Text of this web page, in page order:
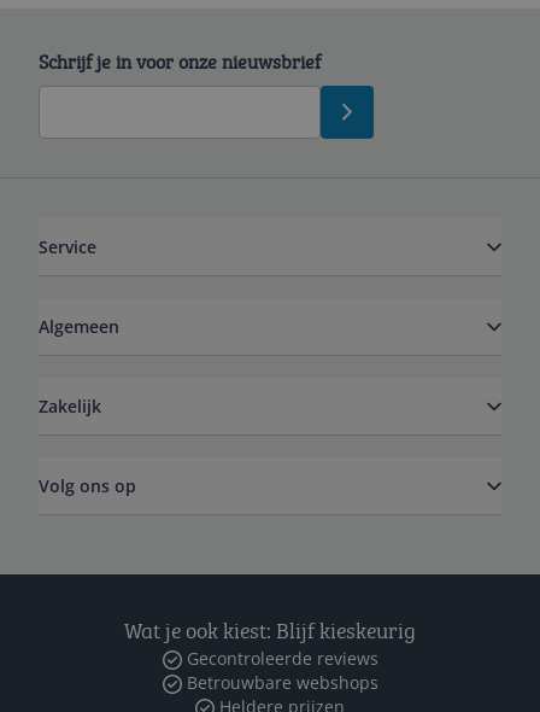
Schrijf je in voor onze nieuwsbrief
Service
Algemeen
Zakelijk
Volg ons op
Wat je ook kiest: Blijf kieskeurig
Gecontroleerde reviews
Betrouwbare webshops
Heldere prijzen